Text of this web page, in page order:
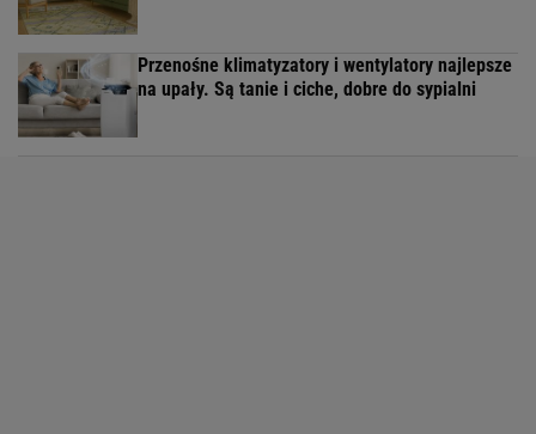
Przenośne klimatyzatory i wentylatory najlepsze
na upały. Są tanie i ciche, dobre do sypialni